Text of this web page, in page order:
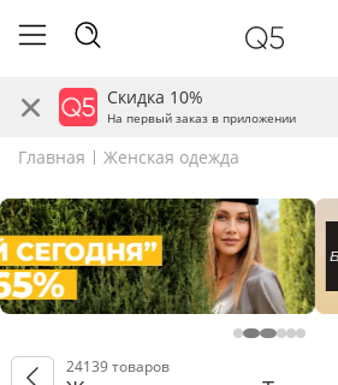
Скидка 10%
На первый заказ в приложении
Главная Женская одежда
24139 товаров